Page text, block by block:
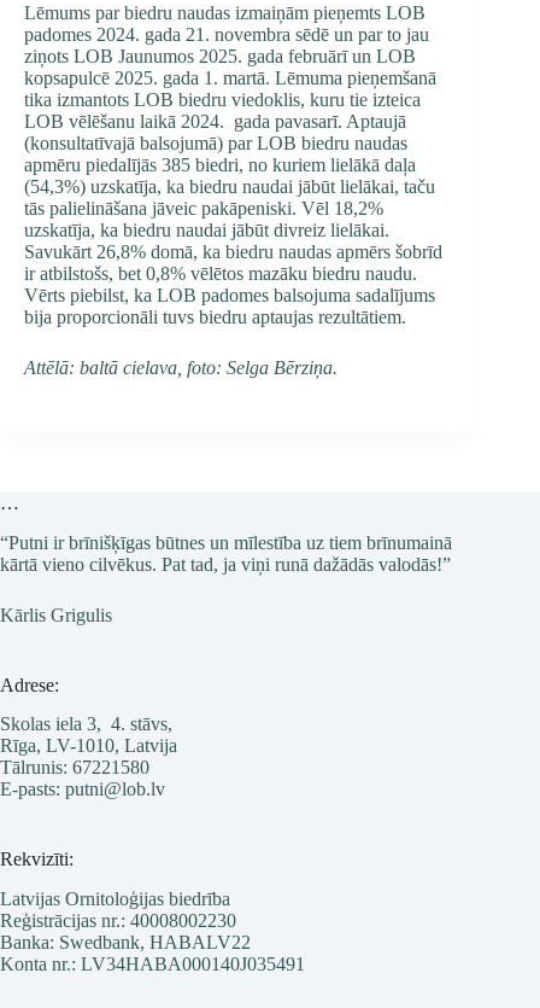
Lēmums par biedru naudas izmaiņām pieņemts LOB
padomes 2024. gada 21. novembra sē­dē un par to jau
ziņots LOB Jaunumos 2025. gada februārī un LOB
kopsapulcē 2025. gada 1. martā. Lēmuma pieņemšanā
tika izmantots LOB bied­ru viedoklis, kuru tie izteica
LOB vēlēšanu laikā 2024. gada pavasarī. Aptaujā
(konsultatīvajā balsojumā) par LOB biedru naudas
apmēru piedalījās 385 biedri, no ku­riem lielākā daļa
(54,3%) uzskatīja, ka biedru nau­dai jābūt lielākai, taču
tās palielināšana jāveic pa­kā­pe­nis­ki. Vēl 18,2%
uzskatīja, ka biedru naudai jābūt divreiz lie­lā­kai.
Savukārt 26,8% domā, ka biedru naudas apmērs šo­brīd
ir atbilstošs, bet 0,8% vēlētos mazāku biedru nau­du.
Vērts piebilst, ka LOB padomes balsojuma sadalījums
bi­ja proporcionāli tuvs biedru aptaujas rezultātiem.
Attēlā: baltā cielava, foto: Selga Bērziņa.
…
“Putni ir brīnišķīgas būtnes un mīlestība uz tiem brīnumainā
kārtā vieno cilvēkus. Pat tad, ja viņi runā dažādās valodās!”
Kārlis Grigulis
Adrese:
Skolas iela 3, 4. stāvs,
Rīga, LV-1010, Latvija
Tālrunis: 67221580
E-pasts: putni@lob.lv
Rekvizīti:
Latvijas Ornitoloģijas biedrība
Reģistrācijas nr.: 40008002230
Banka: Swedbank, HABALV22
Konta nr.: LV34HABA000140J035491